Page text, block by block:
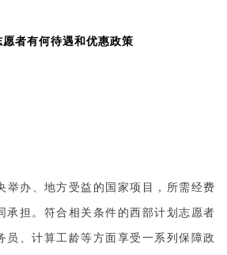
愿者有何待遇和优惠政策
举办、地方受益的国家项目，所需经费
承担。符合相关条件的西部计划志愿者
员、计算工龄等方面享受一系列保障政